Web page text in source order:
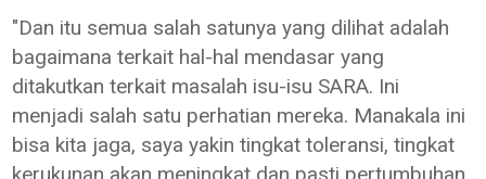
"Dan itu semua salah satunya yang dilihat adalah
bagaimana terkait hal-hal mendasar yang
ditakutkan terkait masalah isu-isu SARA. Ini
menjadi salah satu perhatian mereka. Manakala ini
bisa kita jaga, saya yakin tingkat toleransi, tingkat
kerukunan akan meningkat dan pasti pertumbuhan